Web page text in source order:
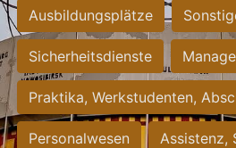
Ausbildungsplätze
Sicherheitsdienste
Praktika, Werkstudenten,
Personalwesen Assistenz,